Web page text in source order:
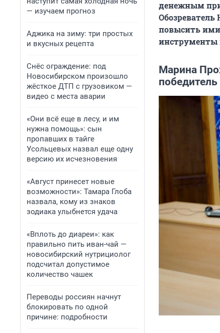
— изучаем прогноз
Аджика на зиму: три простых
и вкусных рецепта
Снёс ограждение: под
Новосибирском произошло
жёсткое ДТП с грузовиком —
видео с места аварии
«Они всё еще в лесу, и им
нужна помощь»: сын
пропавших в тайге
Усольцевых назвал еще одну
версию их исчезновения
«Август принесет новые
возможности»: Тамара Глоба
назвала, кому из знаков
зодиака улыбнется удача
«Вплоть до диареи»: как
правильно пить иван-чай —
новосибирский нутрициолог
подсчитал допустимое
количество чашек
Переводы россиян начнут
блокировать по одной
причине: подробности
денежным
повысить
инструменты
Марина
победитель